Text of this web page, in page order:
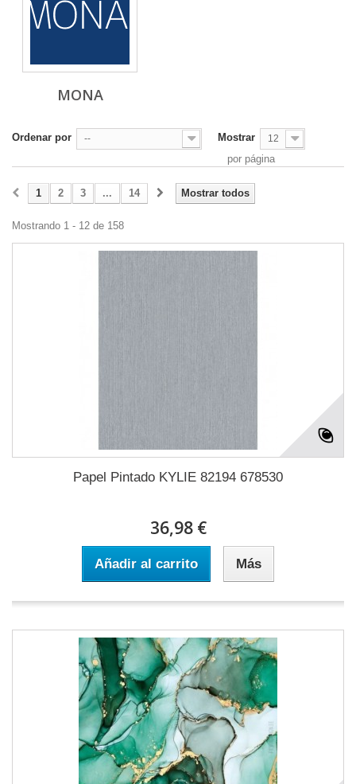
MONA
Ordenar por -- Mostrar 12
por página
Mostrar todos
1 2 3 ... 14
Mostrando 1 - 12 de 158
Papel Pintado KYLIE 82194 678530
36,98 €
Añadir al carrito Más